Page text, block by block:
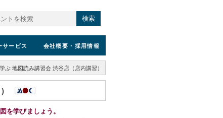
検索
サービス 会社概要 ・採用情報
ぶ 地図読み講習会 渋谷店（店内講習）
を学びましょう。